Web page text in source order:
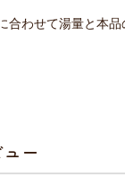
合わせて湯量と本
ー